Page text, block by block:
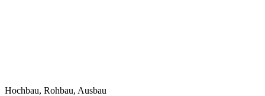
Hochbau, Rohbau, Ausbau